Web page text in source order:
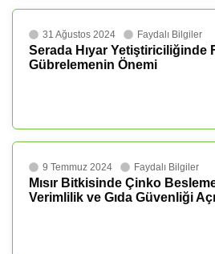
31 Ağustos 2024 Faydalı Bilgiler
Serada Hıyar Yetiştiriciliğinde
Gübrelemenin Önemi
9 Temmuz 2024 Faydalı Bilgiler
Mısır Bitkisinde Çinko
Verimlilik ve Gıda Güvenliği